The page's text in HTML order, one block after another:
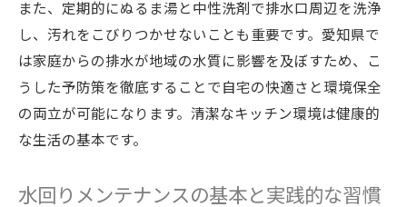
水回りメンテナンスが地域の水質改善に貢
献
家庭配管予防策でエコな暮らしを始めよう
水回りメンテナンスと環境配慮を両立する
方法
水回りメンテナンスの最適な見直し時期と
また、定期的にぬるま湯と中性洗剤で排水口周辺を洗浄
し、汚れをこびりつかせないことも重要です。愛知県で
は家庭からの排水が地域の水質に影響を及ぼすため、こ
うした予防策を徹底することで自宅の快適さと環境保全
の両立が可能になります。清潔なキッチン環境は健康的
な生活の基本です。
水回りメンテナンスの基本と実践的な習慣